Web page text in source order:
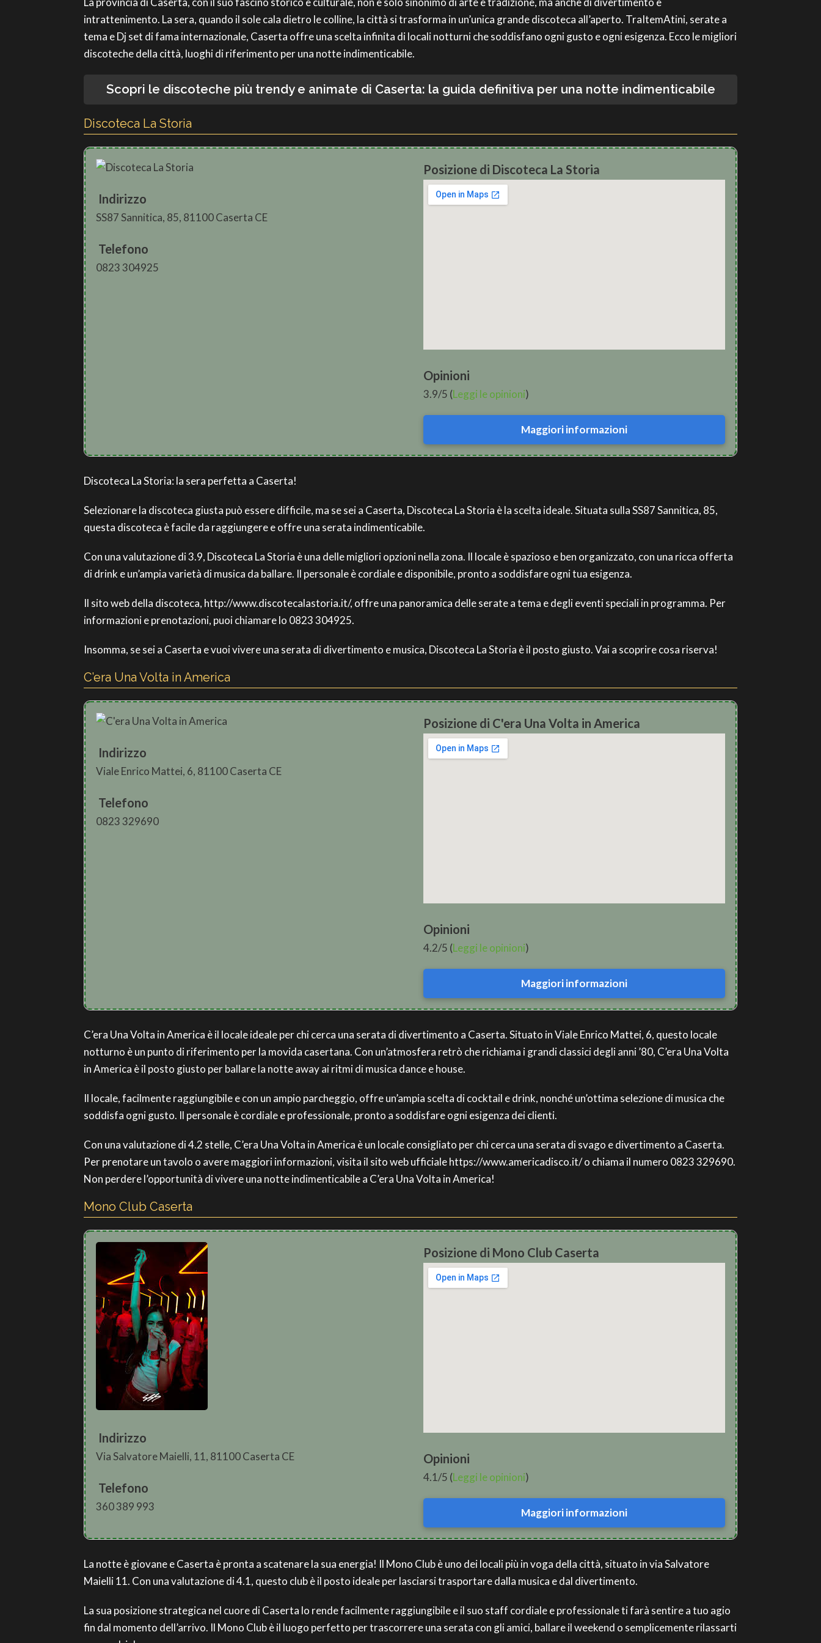
intrattenimento. La sera, quando il sole cala dietro le colline, la città si trasforma in un’unica grande discoteca all’aperto. TraItemAtini, serate a
tema e Dj set di fama internazionale, Caserta offre una scelta infinita di locali notturni che soddisfano ogni gusto e ogni esigenza. Ecco le migliori
discoteche della città, luoghi di riferimento per una notte indimenticabile.
Scopri le discoteche più trendy e animate di Caserta: la guida definitiva per una notte indimenticabile
Discoteca La Storia
Indirizzo
SS87 Sannitica, 85, 81100 Caserta CE
Telefono
0823 304925
Posizione di Discoteca La Storia
Opinioni
3.9/5 (Leggi le opinioni)
Maggiori informazioni
Discoteca La Storia: la sera perfetta a Caserta!
Selezionare la discoteca giusta può essere difficile, ma se sei a Caserta, Discoteca La Storia è la scelta ideale. Situata sulla SS87 Sannitica, 85,
questa discoteca è facile da raggiungere e offre una serata indimenticabile.
Con una valutazione di 3.9, Discoteca La Storia è una delle migliori opzioni nella zona. Il locale è spazioso e ben organizzato, con una ricca offerta
di drink e un’ampia varietà di musica da ballare. Il personale è cordiale e disponibile, pronto a soddisfare ogni tua esigenza.
Il sito web della discoteca, http://www.discotecalastoria.it/, offre una panoramica delle serate a tema e degli eventi speciali in programma. Per
informazioni e prenotazioni, puoi chiamare lo 0823 304925.
Insomma, se sei a Caserta e vuoi vivere una serata di divertimento e musica, Discoteca La Storia è il posto giusto. Vai a scoprire cosa riserva!
C’era Una Volta in America
Indirizzo
Viale Enrico Mattei, 6, 81100 Caserta CE
Telefono
0823 329690
Posizione di C'era Una Volta in America
Opinioni
4.2/5 (Leggi le opinioni)
Maggiori informazioni
C’era Una Volta in America è il locale ideale per chi cerca una serata di divertimento a Caserta. Situato in Viale Enrico Mattei, 6, questo locale
notturno è un punto di riferimento per la movida casertana. Con un’atmosfera retrò che richiama i grandi classici degli anni ’80, C’era Una Volta
in America è il posto giusto per ballare la notte away ai ritmi di musica dance e house.
Il locale, facilmente raggiungibile e con un ampio parcheggio, offre un’ampia scelta di cocktail e drink, nonché un’ottima selezione di musica che
soddisfa ogni gusto. Il personale è cordiale e professionale, pronto a soddisfare ogni esigenza dei clienti.
Con una valutazione di 4.2 stelle, C’era Una Volta in America è un locale consigliato per chi cerca una serata di svago e divertimento a Caserta.
Per prenotare un tavolo o avere maggiori informazioni, visita il sito web ufficiale https://www.americadisco.it/ o chiama il numero 0823 329690.
Non perdere l’opportunità di vivere una notte indimenticabile a C’era Una Volta in America!
Mono Club Caserta
Indirizzo
Via Salvatore Maielli, 11, 81100 Caserta CE
Telefono
360 389 993
Posizione di Mono Club Caserta
Opinioni
4.1/5 (Leggi le opinioni)
Maggiori informazioni
La notte è giovane e Caserta è pronta a scatenare la sua energia! Il Mono Club è uno dei locali più in voga della città, situato in via Salvatore
Maielli 11. Con una valutazione di 4.1, questo club è il posto ideale per lasciarsi trasportare dalla musica e dal divertimento.
La sua posizione strategica nel cuore di Caserta lo rende facilmente raggiungibile e il suo staff cordiale e professionale ti farà sentire a tuo agio
fin dal momento dell’arrivo. Il Mono Club è il luogo perfetto per trascorrere una serata con gli amici, ballare il weekend o semplicemente rilassarti